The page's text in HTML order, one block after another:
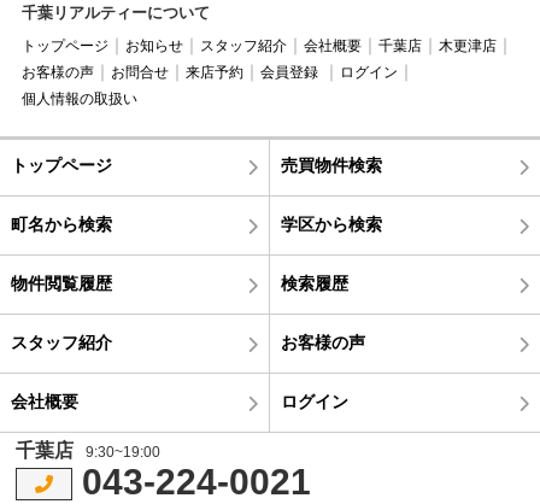
千葉リアルティーについて
トップページ お知らせ スタッフ紹介 会社概要 千葉店
木更津店
お客様の声
お問合せ 来店予約 会員登録
ログイン
個人情報の取扱い
トップページ 売買物件検索
町名から検索 学区から検索
物件閲覧履歴 検索履歴
スタッフ紹介 お客様の声
会社概要 ログイン
千葉店 9:30~19:00
043-224-0021